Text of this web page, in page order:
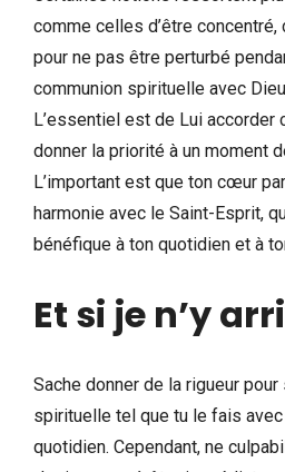
comme celles d’être concentré,
pour ne pas être perturbé
communion spirituelle avec
L’essentiel est de Lui accorder
donner la priorité à un moment
L’important est que ton cœur
harmonie avec le Saint-Esprit,
bénéfique à ton quotidien et à
Et si je n’y
Sache donner de la rigueur
spirituelle tel que tu le fais
quotidien. Cependant, ne